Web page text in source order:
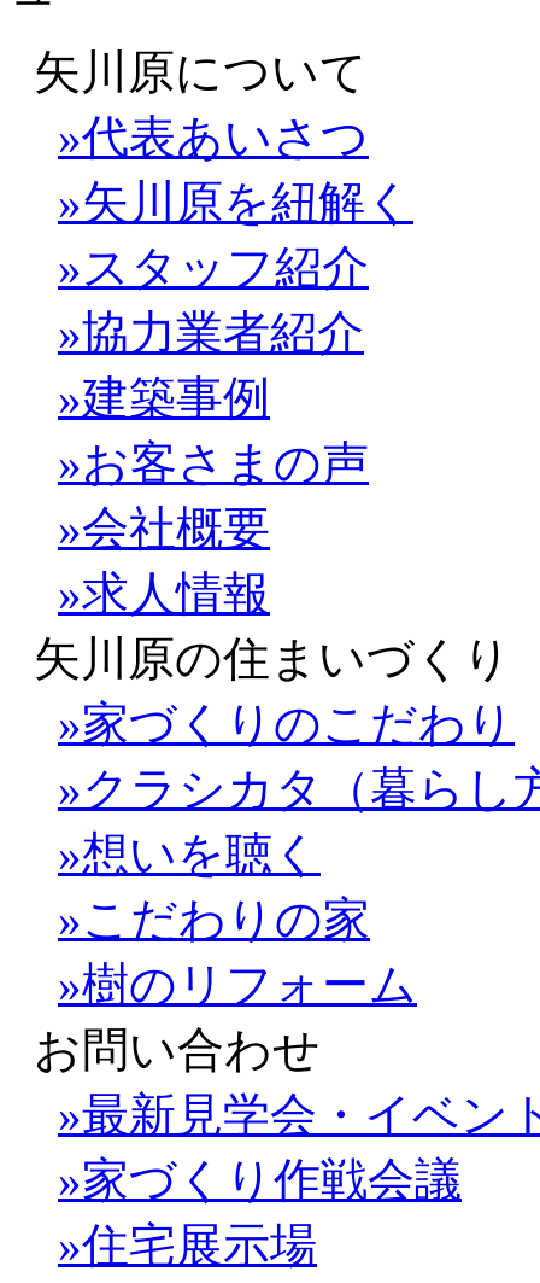
矢川原について
»代表あいさつ
»矢川原を紐解く
»スタッフ紹介
»協力業者紹介
»建築事例
»お客さまの声
»会社概要
»求人情報
矢川原の住まいづくり
»家づくりのこだわり
»クラシカタ（暮らし
»想いを聴く
»こだわりの家
»樹のリフォーム
お問い合わせ
»最新見学会・イベン
»家づくり作戦会議
»住宅展示場